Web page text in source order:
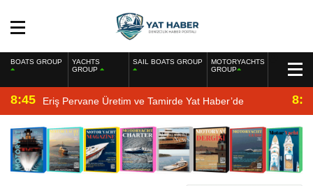
BOATS GROUP
YACHTS
GROUP
SAIL BOATS GROUP
MOTORYACHTS
GROUP
8:45 Eriş Pervane Üretim ve Tamirde Yat Haber’de